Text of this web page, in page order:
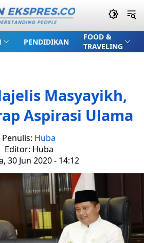
PENDIDIKAN
FOOD &
TRAVELING
Masyayikh,
Aspirasi Ulama
Penulis: Huba
Editor: Huba
30 Jun 2020 - 14:12